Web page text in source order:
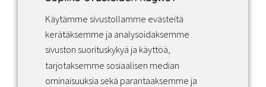
Facebook Instagram LinkedIn
Sopimusehdot
Käytämme sivustollamme evästeitä
kerätäksemme ja analysoidaksemme
sivuston suorituskykyä ja käyttöä,
tarjotaksemme sosiaalisen median
ominaisuuksia sekä parantaaksemme ja